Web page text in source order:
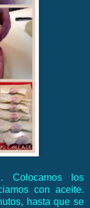
Colocamos los
con aceite.
hasta que se